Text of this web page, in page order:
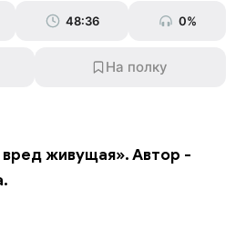
48:36 0%
вред живущая». Автор -